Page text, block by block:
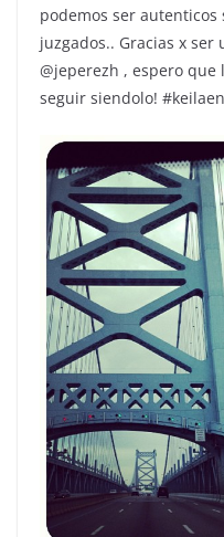
podemos ser
juzgados.. Gracias x ser
@jeperezh , espero que
seguir siendolo!